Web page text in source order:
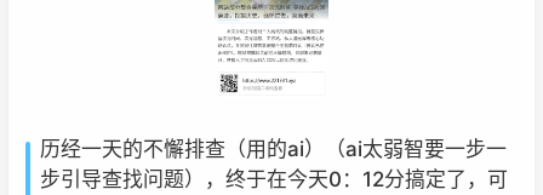
历经一天的不懈排查（用的ai）（ai太弱智要一步一
步引导查找问题），终于在今天0：12分搞定了，可